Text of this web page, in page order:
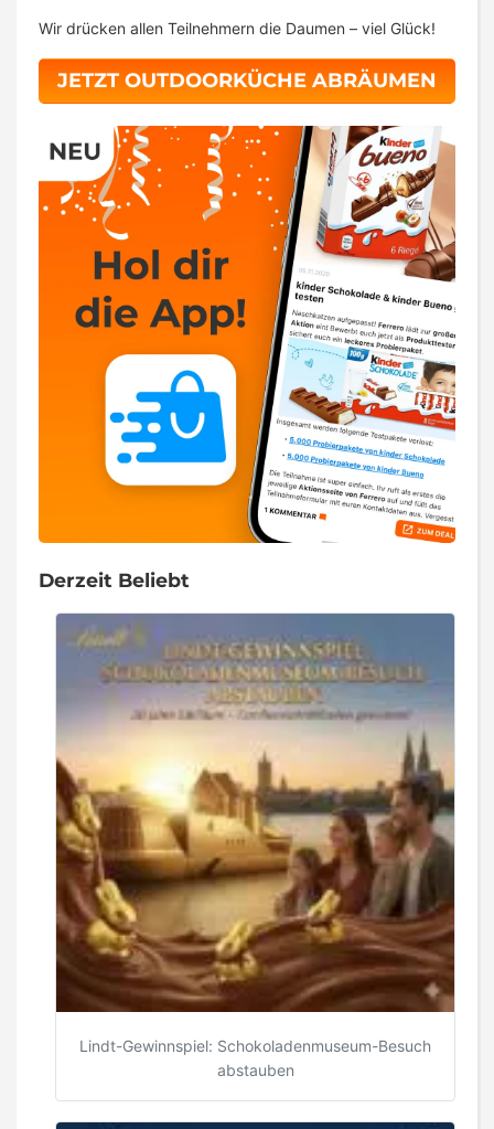
Wir drücken allen Teilnehmern die Daumen – viel Glück!
JETZT OUTDOORKÜCHE ABRÄUMEN
Derzeit Beliebt
Lindt-Gewinnspiel: Schokoladenmuseum-Besuch
abstauben